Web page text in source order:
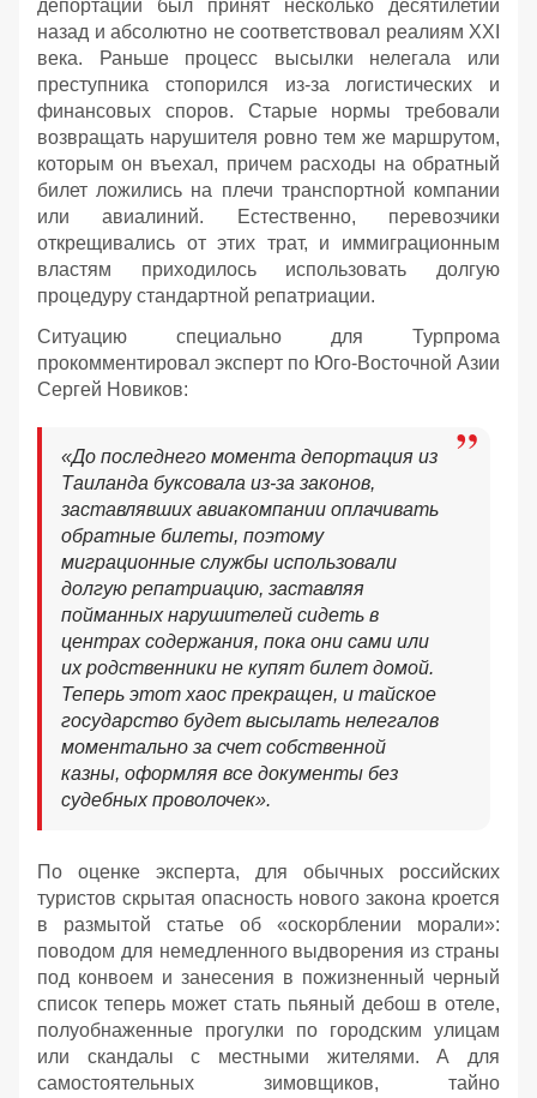
депортации был принят несколько десятилетий
назад и абсолютно не соответствовал реалиям XXI
века. Раньше процесс высылки нелегала или
преступника стопорился из-за логистических и
финансовых споров. Старые нормы требовали
возвращать нарушителя ровно тем же маршрутом,
которым он въехал, причем расходы на обратный
билет ложились на плечи транспортной компании
или авиалиний. Естественно, перевозчики
открещивались от этих трат, и иммиграционным
властям приходилось использовать долгую
процедуру стандартной репатриации.
Ситуацию специально для Турпрома
прокомментировал эксперт по Юго-Восточной Азии
Сергей Новиков:
«До последнего момента депортация из
Таиланда буксовала из-за законов,
заставлявших авиакомпании оплачивать
обратные билеты, поэтому
миграционные службы использовали
долгую репатриацию, заставляя
пойманных нарушителей сидеть в
центрах содержания, пока они сами или
их родственники не купят билет домой.
Теперь этот хаос прекращен, и тайское
государство будет высылать нелегалов
моментально за счет собственной
казны, оформляя все документы без
судебных проволочек».
По оценке эксперта, для обычных российских
туристов скрытая опасность нового закона кроется
в размытой статье об «оскорблении морали»:
поводом для немедленного выдворения из страны
под конвоем и занесения в пожизненный черный
список теперь может стать пьяный дебош в отеле,
полуобнаженные прогулки по городским улицам
или скандалы с местными жителями. А для
самостоятельных зимовщиков, тайно